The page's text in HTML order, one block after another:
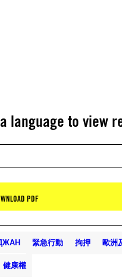
language to view
PDF
緊急行動 拘押 歐洲
健康權